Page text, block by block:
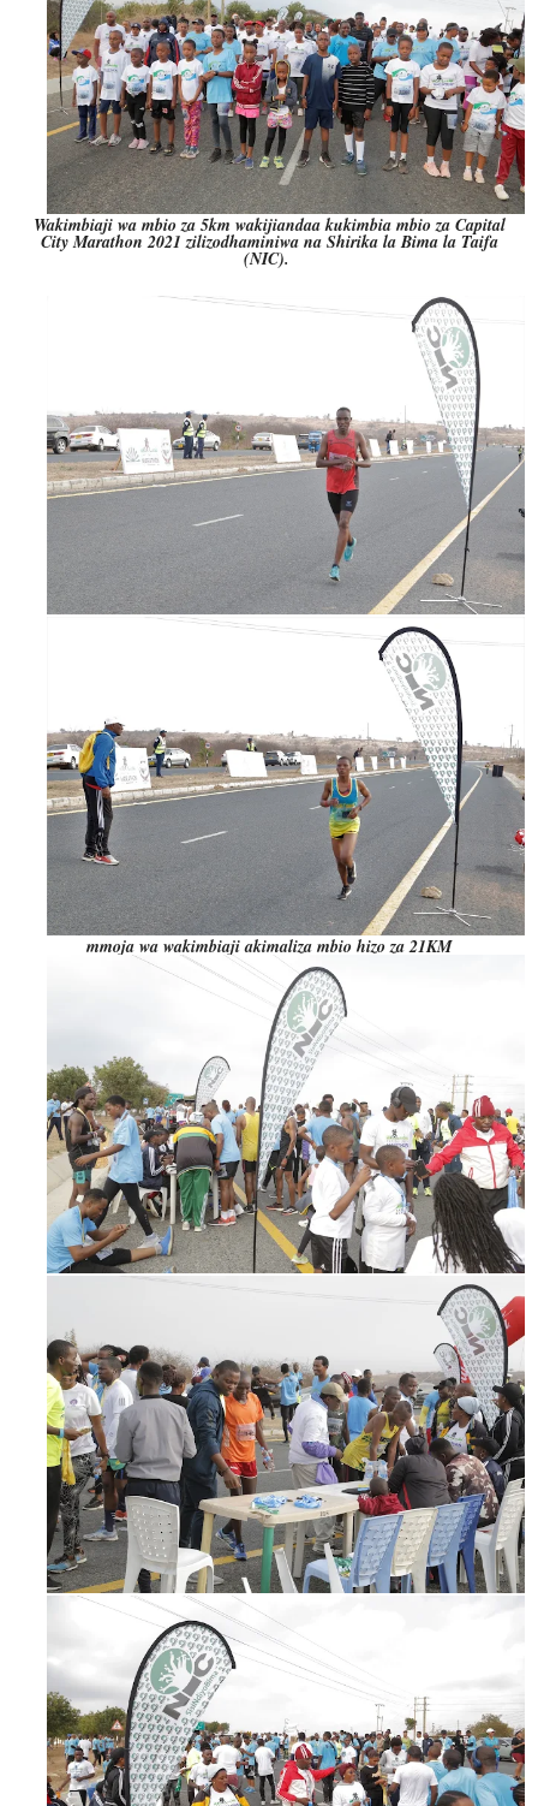
Wakimbiaji wa mbio za 5km wakijiandaa kukimbia mbio za Capital
City Marathon 2021 zilizodhaminiwa na Shirika la Bima la Taifa
(NIC).
mmoja wa wakimbiaji akimaliza mbio hizo za 21KM